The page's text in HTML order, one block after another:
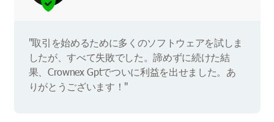
"取引を始めるために多くのソフトウェアを試しま
したが、すべて失敗でした。諦めずに続けた結
果、Crownex Gptでついに利益を出せました。あ
りがとうございます！"